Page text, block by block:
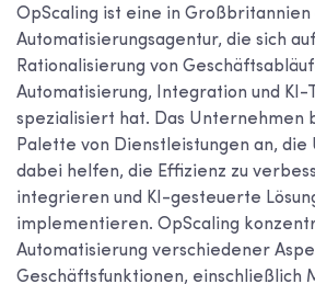
OpScaling ist eine in Großbritannien
Automatisierungsagentur, die sich
Rationalisierung von
Automatisierung, Integration und KI-
spezialisiert hat. Das
Palette von Dienstleistungen an,
dabei helfen, die Effizienz zu
integrieren und KI-gesteuerte
implementieren. OpScaling
Automatisierung verschiedener
Geschäftsfunktionen, einschließlich